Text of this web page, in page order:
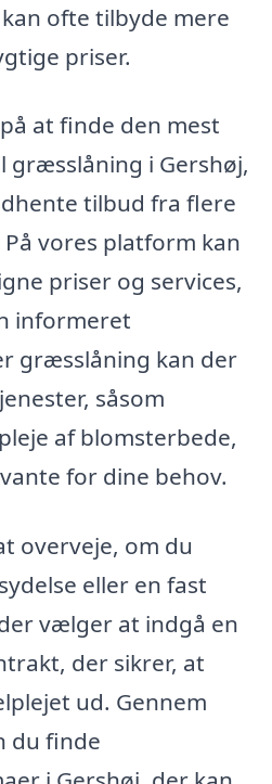
ofte tilbyde mere
priser.
at finde den mest
græsslåning i Gershøj,
tilbud fra flere
vores platform kan
priser og services,
informeret
græsslåning kan der
såsom
af blomsterbede,
for dine behov.
overveje, om du
eller en fast
vælger at indgå en
der sikrer, at
ud. Gennem
du finde